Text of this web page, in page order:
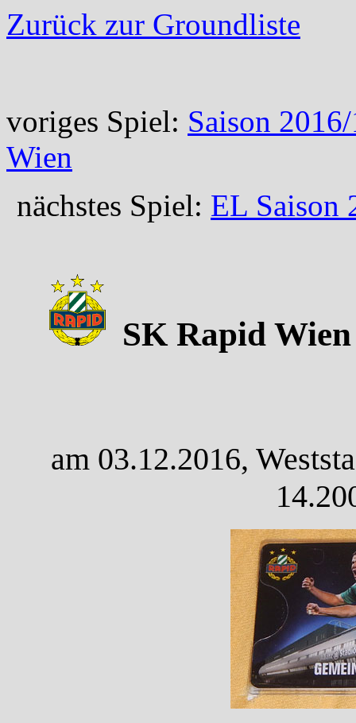
Zurück zur Groundliste
voriges Spiel: Saison
Wien
nächstes Spiel: EL Saison
SK Rapid
am 03.12.2016,